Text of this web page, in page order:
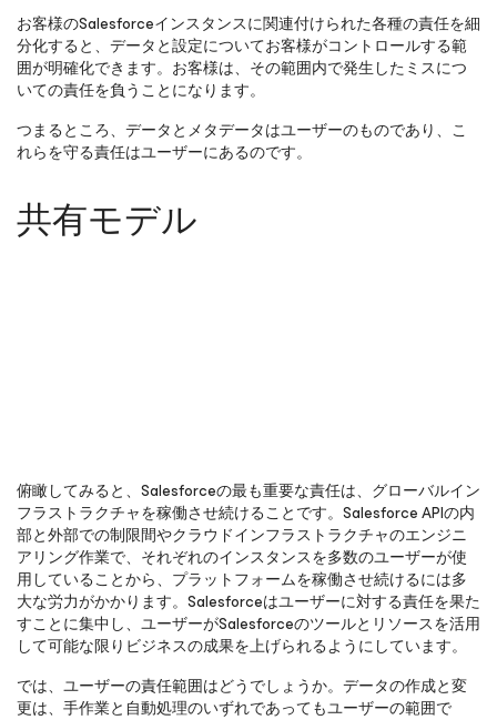
お客様のSalesforceインスタンスに関連付けられた各種の責任を細
分化すると、データと設定についてお客様がコントロールする範
囲が明確化できます。お客様は、その範囲内で発生したミスにつ
いての責任を負うことになります。
つまるところ、データとメタデータはユーザーのものであり、こ
れらを守る責任はユーザーにあるのです。
共有モデル
俯瞰してみると、Salesforceの最も重要な責任は、グローバルイン
フラストラクチャを稼働させ続けることです。Salesforce APIの内
部と外部での制限間やクラウドインフラストラクチャのエンジニ
アリング作業で、それぞれのインスタンスを多数のユーザーが使
用していることから、プラットフォームを稼働させ続けるには多
大な労力がかかります。Salesforceはユーザーに対する責任を果た
すことに集中し、ユーザーがSalesforceのツールとリソースを活用
して可能な限りビジネスの成果を上げられるようにしています。
では、ユーザーの責任範囲はどうでしょうか。データの作成と変
更は、手作業と自動処理のいずれであってもユーザーの範囲で